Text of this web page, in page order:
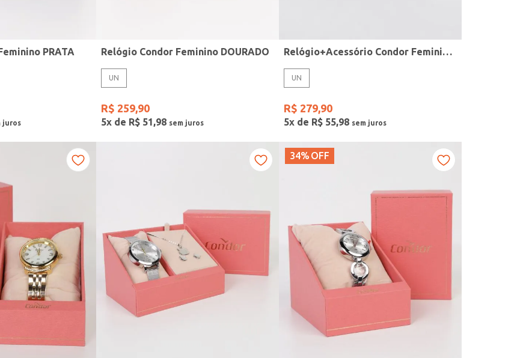
PRATA Relógio Condor Feminino DOURADO
UN
R$ 259,90
5x de R$ 51,98
Relógio+Acessório Condor Feminino ROSE
UN
R$ 279,90
5x de R$ 55,98
34% OFF